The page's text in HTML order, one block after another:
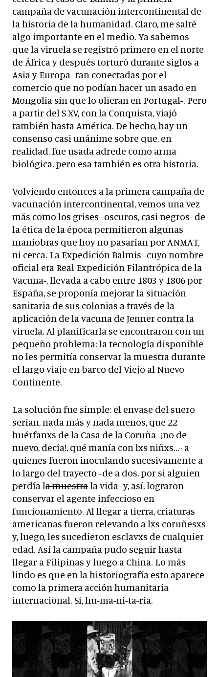
campaña de vacunación intercontinental de
la historia de la humanidad. Claro, me salté
algo importante en el medio. Ya sabemos
que la viruela se registró primero en el norte
de África y después torturó durante siglos a
Asia y Europa -tan conectadas por el
comercio que no podían hacer un asado en
Mongolia sin que lo olieran en Portugal-. Pero
a partir del S XV, con la Conquista, viajó
también hasta América. De hecho, hay un
consenso casi unánime sobre que, en
realidad, fue usada adrede como arma
biológica, pero esa también es otra historia.
Volviendo entonces a la primera campaña de
vacunación intercontinental, vemos una vez
más como los grises -oscuros, casi negros- de
la ética de la época permitieron algunas
maniobras que hoy no pasarían por ANMAT,
ni cerca. La Expedición Balmis -cuyo nombre
oficial era Real Expedición Filantrópica de la
Vacuna-, llevada a cabo entre 1803 y 1806 por
España, se proponía mejorar la situación
sanitaria de sus colonias a través de la
aplicación de la vacuna de Jenner contra la
viruela. Al planificarla se encontraron con un
pequeño problema: la tecnología disponible
no les permitía conservar la muestra durante
el largo viaje en barco del Viejo al Nuevo
Continente.
La solución fue simple: el envase del suero
serían, nada más y nada menos, que 22
huérfanxs de la Casa de la Coruña -¡no de
nuevo, decía!, qué manía con lxs niñxs…- a
quienes fueron inoculando sucesivamente a
lo largo del trayecto -de a dos, por si alguien
perdía la muestrala vida- y, así, lograron
conservar el agente infeccioso en
funcionamiento. Al llegar a tierra, criaturas
americanas fueron relevando a lxs coruñesxs
y, luego, les sucedieron esclavxs de cualquier
edad. Así la campaña pudo seguir hasta
llegar a Filipinas y luego a China. Lo más
lindo es que en la historiografía esto aparece
como la primera acción humanitaria
internacional. Sí, hu-ma-ni-ta-ria.